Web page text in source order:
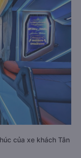
của xe khách Tân